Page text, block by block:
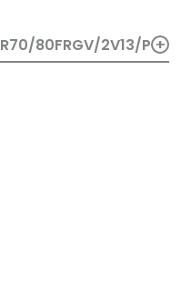
R70/80FRGV/2V13/P+